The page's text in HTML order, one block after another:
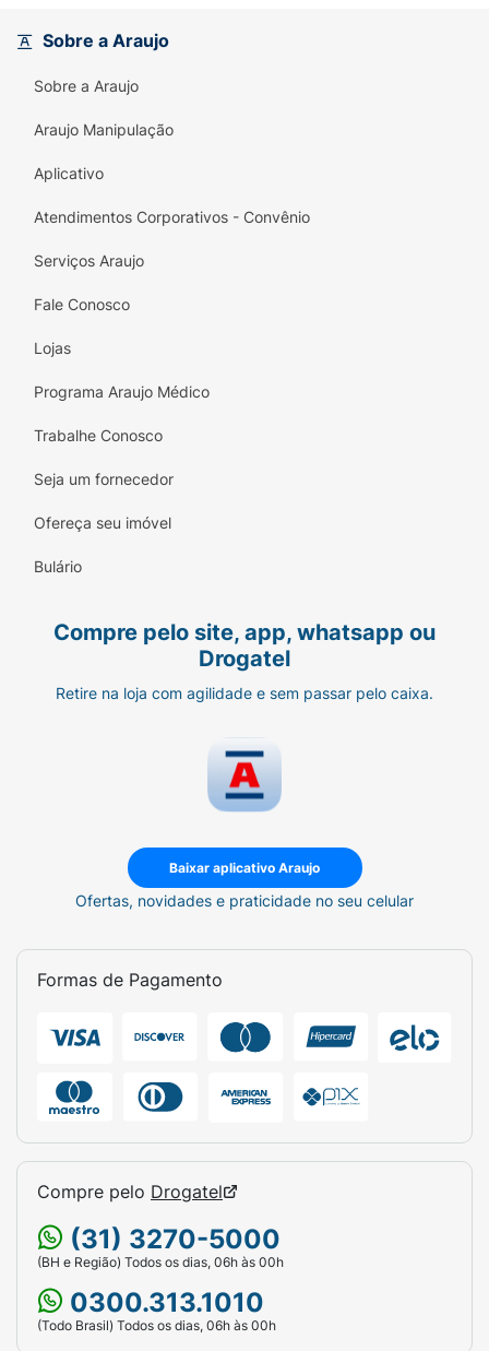
Hidrata:Ácido Hialurônico retém a
agride o rosto.
Seguro:
dermatologicamente e
oftalmologicamente.
Sobre a Araujo
Sobre a Araujo
Araujo Manipulação
Aplicativo
Atendimentos Corporativos - Convênio
Serviços Araujo
Fale Conosco
Lojas
Programa Araujo Médico
Trabalhe Conosco
Seja um fornecedor
Ofereça seu imóvel
Bulário
Compre pelo site, app, whatsapp ou
Drogatel
Retire na loja com agilidade e sem passar pelo caixa.
Baixar aplicativo Araujo
Ofertas, novidades e praticidade no seu celular
Formas de Pagamento
Compre pelo Drogatel
(31) 3270-5000
(BH e Região) Todos os dias, 06h às 00h
0300.313.1010
(Todo Brasil) Todos os dias, 06h às 00h